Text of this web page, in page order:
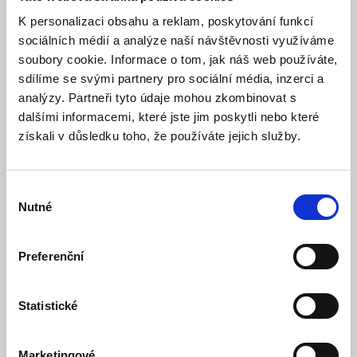
K personalizaci obsahu a reklam, poskytování funkcí
sociálních médií a analýze naší návštěvnosti využíváme
soubory cookie. Informace o tom, jak náš web používáte,
sdílíme se svými partnery pro sociální média, inzerci a
analýzy. Partneři tyto údaje mohou zkombinovat s
dalšími informacemi, které jste jim poskytli nebo které
získali v důsledku toho, že používáte jejich služby.
souhlasu
Nutné
Preferenční
Statistické
mikrofonem
Model: CP-UNC-TA41PL3C-0360 | Výrobce:CP PLUS
Produktové číslo: 188 / 000371
Vaše cena bez DPH: 2 431,00 Kč
Vaše cena včetně DPH:
Popis